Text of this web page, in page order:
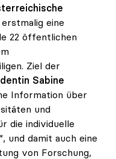
erstmalig eine
22 öffentlichen
Ziel der
Sabine
Information über
und
die individuelle
und damit auch eine
von Forschung,